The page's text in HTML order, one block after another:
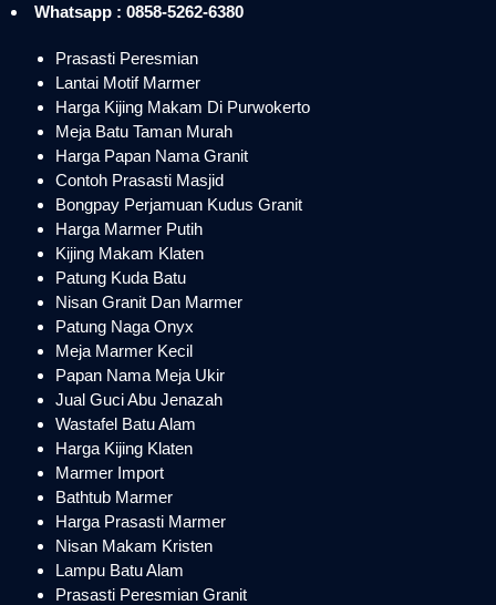
Whatsapp : 0858-5262-6380
Prasasti Peresmian
Lantai Motif Marmer
Harga Kijing Makam Di Purwokerto
Meja Batu Taman Murah
Harga Papan Nama Granit
Contoh Prasasti Masjid
Bongpay Perjamuan Kudus Granit
Harga Marmer Putih
Kijing Makam Klaten
Patung Kuda Batu
Nisan Granit Dan Marmer
Patung Naga Onyx
Meja Marmer Kecil
Papan Nama Meja Ukir
Jual Guci Abu Jenazah
Wastafel Batu Alam
Harga Kijing Klaten
Marmer Import
Bathtub Marmer
Harga Prasasti Marmer
Nisan Makam Kristen
Lampu Batu Alam
Prasasti Peresmian Granit